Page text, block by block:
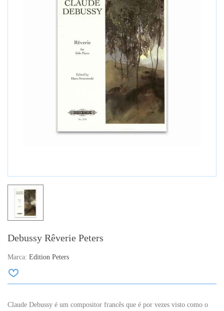
Debussy Rêverie Peters
Marca: Edition Peters
Claude Debussy é um compositor francês que é por vezes visto como o